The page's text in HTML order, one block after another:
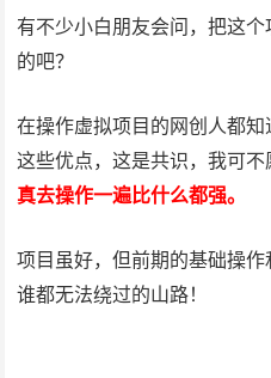
有不少小白朋友会问，把这
的吧？
在操作虚拟项目的网创人都
这些优点，这是共识，我可
真去操作一遍比什么都强。
项目虽好，但前期的基础操
谁都无法绕过的山路！